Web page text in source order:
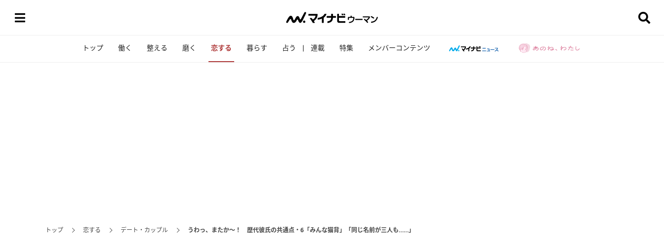
トップ 働く 整える 磨く 恋する 暮らす 占う 連載 特集 メンバーコンテンツ
トップ 恋する デート・カップル うわっ、またか～！ 歴代彼氏の共通点・6「みんな猫背」「同じ名前が三人も……」